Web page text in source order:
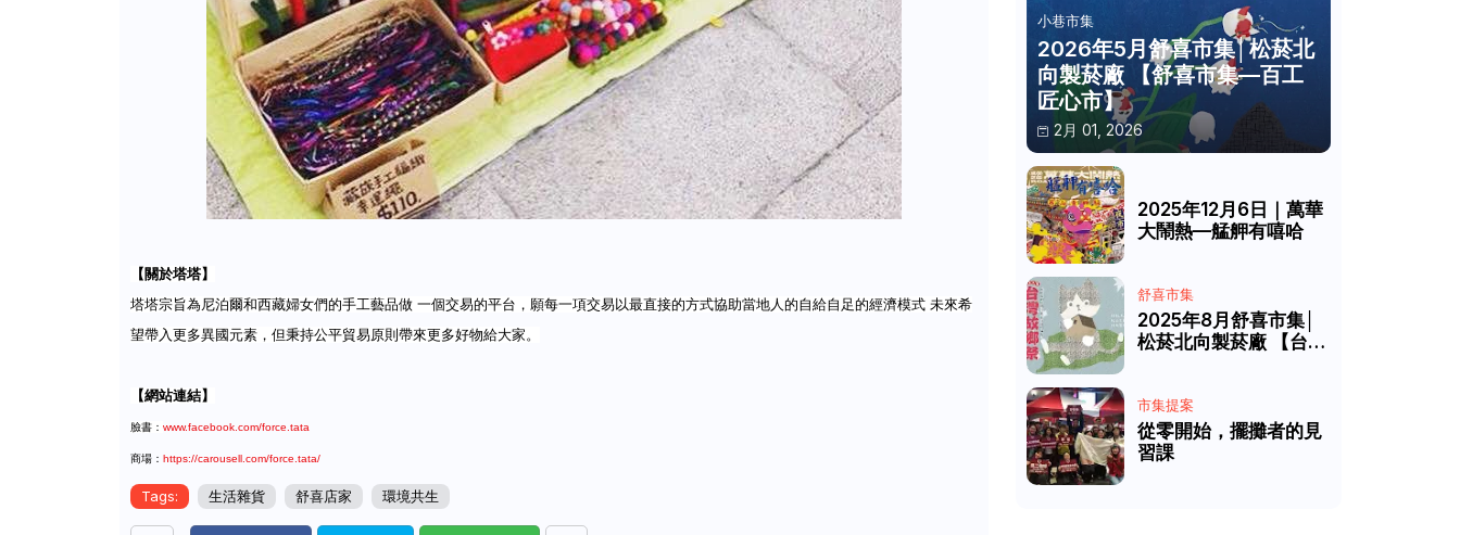
【關於塔塔】
塔塔宗旨為尼泊爾和西藏婦女們的手工藝品做 一個交易的平台，願每一項交易以最直接的方式協助當地人的自給自足的經濟模式 未來希
望帶入更多異國元素，但秉持公平貿易原則帶來更多好物給大家。
【網站連結】
臉書： www.facebook.com/force.tata
商場： https://carousell.com/force.tata/
Tags: 生活雜貨 舒喜店家 環境共生
小巷市集
2026年5月舒喜市集│松菸北
向製菸廠 【舒喜市集—百工
匠心市】
2月 01, 2026
2025年12月6日｜萬華
大鬧熱—艋舺有嘻哈
舒喜市集
2025年8月舒喜市集│
松菸北向製菸廠 【台灣
市集提案
從零開始，擺攤者的見
習課